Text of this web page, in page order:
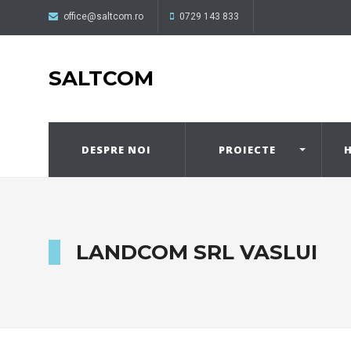
office@saltcom.ro 0729 143 833
SALTCOM
DESPRE NOI PROIECTE
LANDCOM SRL VASLUI